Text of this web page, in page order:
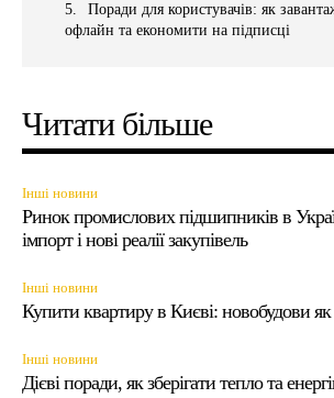
Поради для користувачів: як
офлайн та економити на підписці
Читати більше
Інші новини
Ринок промислових підшипників в
імпорт і нові реалії закупівель
Інші новини
Купити квартиру в Києві: новобудови як
Інші новини
Дієві поради, як зберігати тепло та